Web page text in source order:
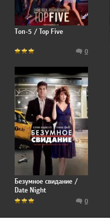
Топ-5 / Top Five
0
Безумное свидание /
Date Night
0